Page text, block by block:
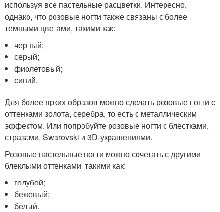
используя все пастельные расцветки. Интересно,
однако, что розовые ногти также связаны с более
темными цветами, такими как:
черный;
серый;
фиолетовый;
синий.
Для более ярких образов можно сделать розовые ногти с
оттенками золота, серебра, то есть с металлическим
эффектом. Или попробуйте розовые ногти с блестками,
стразами, Swarovski и 3D-украшениями.
Розовые пастельные ногти можно сочетать с другими
блеклыми оттенками, такими как:
голубой;
бежевый;
белый.